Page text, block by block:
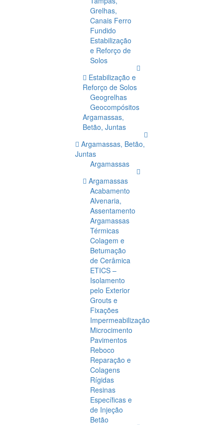
Grelhas,
Canais Ferro
Fundido
Estabilização
e Reforço de
Solos
Estabilização e
Reforço de Solos
Geogrelhas
Geocompósitos
Argamassas,
Betão, Juntas
Argamassas, Betão,
Juntas
Argamassas
Argamassas
Acabamento
Alvenaria,
Assentamento
Argamassas
Térmicas
Colagem e
Betumação
de Cerâmica
ETICS –
Isolamento
pelo Exterior
Grouts e
Fixações
Impermeabilização
Microcimento
Pavimentos
Reboco
Reparação e
Colagens
Rígidas
Resinas
Específicas e
de Injeção
Betão